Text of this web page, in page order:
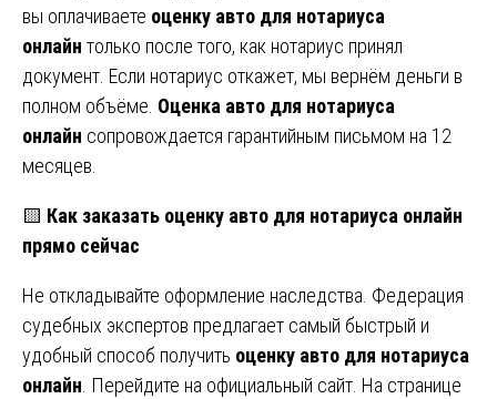
вы оплачиваете оценку авто для нотариуса
онлайн только после того, как нотариус принял
документ. Если нотариус откажет, мы вернём деньги в
полном объёме. Оценка авто для нотариуса
онлайн сопровождается гарантийным письмом на 12
месяцев.
🟨 Как заказать оценку авто для нотариуса онлайн
прямо сейчас
Не откладывайте оформление наследства. Федерация
судебных экспертов предлагает самый быстрый и
удобный способ получить оценку авто для нотариуса
онлайн. Перейдите на официальный сайт. На странице